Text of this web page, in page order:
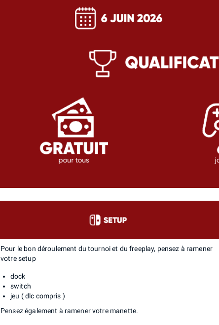
Pour le bon déroulement du tournoi et du freeplay, pensez à ramener
votre setup
dock
switch
jeu ( dlc compris )
Pensez également à ramener votre manette.